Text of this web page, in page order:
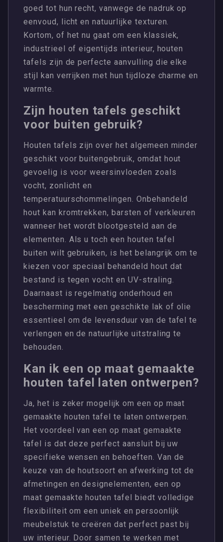
goed tot hun recht, vanwege de nadruk op
eenvoud, licht en natuurlijke texturen.
Kortom, of het nu gaat om een klassiek,
industrieel of eigentijds interieur, houten
tafels zijn de perfecte aanvulling die elke
stijl kan verrijken met hun tijdloze charme en
warmte.
Zijn houten tafels geschikt
voor buiten gebruik?
Houten tafels zijn over het algemeen minder
geschikt voor buitengebruik, omdat hout
gevoelig is voor weersinvloeden zoals
vocht, zonlicht en
temperatuurschommelingen. Onbehandeld
hout kan kromtrekken, barsten of verkleuren
wanneer het wordt blootgesteld aan de
elementen. Als u toch een houten tafel
buiten wilt gebruiken, is het belangrijk om te
kiezen voor speciaal behandeld hout dat
bestand is tegen vocht en UV-straling.
Daarnaast is regelmatig onderhoud en
bescherming met een geschikte lak of olie
essentieel om de levensduur van de tafel te
verlengen en de natuurlijke uitstraling te
behouden.
Kan ik een op maat gemaakte
houten tafel laten ontwerpen?
Ja, het is zeker mogelijk om een op maat
gemaakte houten tafel te laten ontwerpen.
Het voordeel van een op maat gemaakte
tafel is dat deze perfect aansluit bij uw
specifieke wensen en behoeften. Van de
keuze van de houtsoort en afwerking tot de
afmetingen en designelementen, een op
maat gemaakte houten tafel biedt volledige
flexibiliteit om een uniek en persoonlijk
meubelstuk te creëren dat perfect past bij
uw interieur. Door samen te werken met